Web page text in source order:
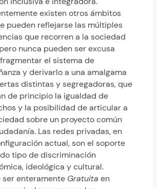
existen otros ámbitos
pueden reflejarse las múltiples
que recorren a la sociedad
nunca pueden ser excusa
el sistema de
y derivarlo a una amalgama
distintas y segregadoras, que
de principio la igualdad de
y la posibilidad de articular a
sobre un proyecto común
Las redes privadas, en
actual, son el soporte
tipo de discriminación
ideológica y cultural.
ser enteramente Gratuita en